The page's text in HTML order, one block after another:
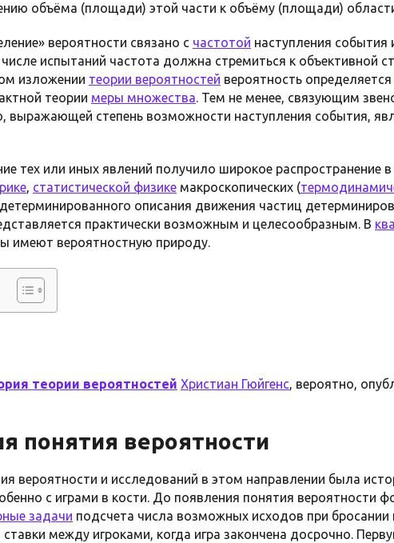
объёма (площади) этой части к объёму (площади)
вероятности связано с частотой наступления события
испытаний частота должна стремиться к объективной
изложении теории вероятностей вероятность определяется
теории меры множества. Тем не менее, связующим
выражающей степень возможности наступления события,
тех или иных явлений получило широкое распространение
, статистической физике макроскопических (
детерминированного описания движения частиц
практически возможным и целесообразным. В
имеют вероятностную природу.
теории вероятностей Христиан Гюйгенс, вероятно,
понятия вероятности
вероятности и исследований в этом направлении была
с играми в кости. До появления понятия вероятности
задачи подсчета числа возможных исходов при бросании
между игроками, когда игра закончена досрочно.